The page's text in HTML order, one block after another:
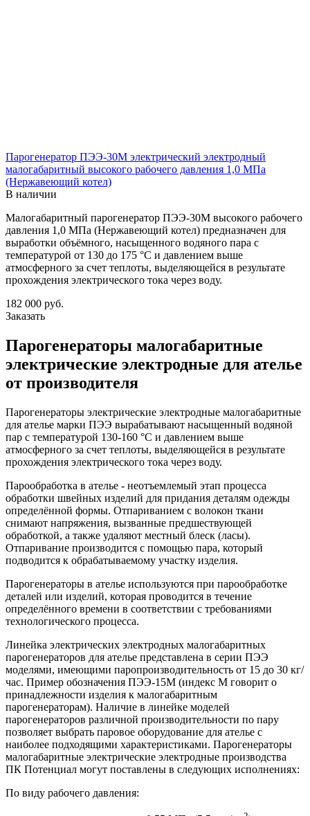
Парогенератор ПЭЭ-30М электрический электродный
малогабаритный высокого рабочего давления 1,0 МПа
(Нержавеющий котел)
В наличии
Малогабаритный парогенератор ПЭЭ-30М высокого рабочего
давления 1,0 МПа (Нержавеющий котел) предназначен для
выработки объёмного, насыщенного водяного пара с
температурой от 130 до 175 °С и давлением выше
атмосферного за счет теплоты, выделяющейся в результате
прохождения электрического тока через воду.
182 000 руб.
Заказать
Парогенераторы малогабаритные
электрические электродные для ателье
от производителя
Парогенераторы электрические электродные малогабаритные
для ателье марки ПЭЭ вырабатывают насыщенный водяной
пар с температурой 130-160 °С и давлением выше
атмосферного за счет теплоты, выделяющейся в результате
прохождения электрического тока через воду.
Парообработка в ателье - неотъемлемый этап процесса
обработки швейных изделий для придания деталям одежды
определённой формы. Отпариванием с волокон ткани
снимают напряжения, вызванные предшествующей
обработкой, а также удаляют местный блеск (ласы).
Отпаривание производится с помощью пара, который
подводится к обрабатываемому участку изделия.
Парогенераторы в ателье используются при парообработке
деталей или изделий, которая проводится в течение
определённого времени в соответствии с требованиями
технологического процесса.
Линейка электрических электродных малогабаритных
парогенераторов для ателье представлена в серии ПЭЭ
моделями, имеющими паропроизводительность от 15 до 30 кг/
час. Пример обозначения ПЭЭ-15М (индекс М говорит о
принадлежности изделия к малогабаритным
парогенераторам). Наличие в линейке моделей
парогенераторов различной производительности по пару
позволяет выбрать паровое оборудование для ателье с
наиболее подходящими характеристиками. Парогенераторы
малогабаритные электрические электродные производства
ПК Потенциал могут поставлены в следующих исполнениях:
По виду рабочего давления: